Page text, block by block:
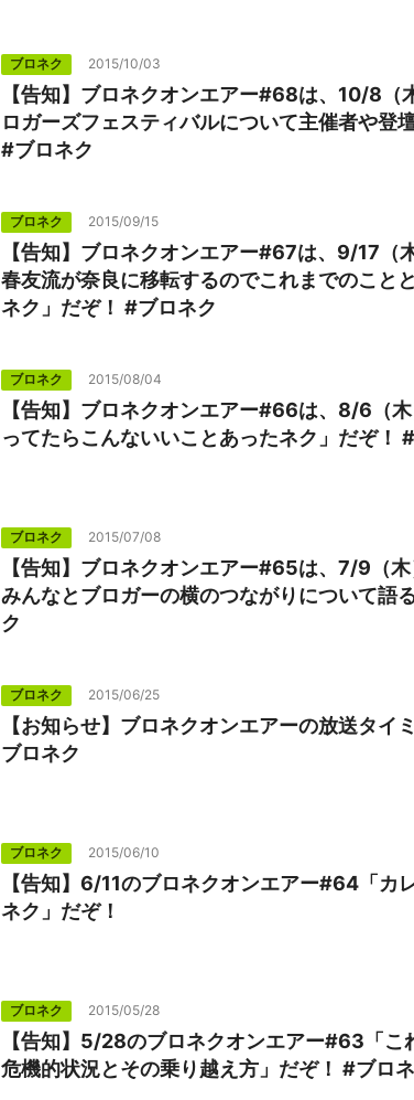
ブロネク 2015/10/03
【告知】ブロネクオンエアー#68は、10/8
ロガーズフェスティバルについて主催者や登
#ブロネク
ブロネク 2015/09/15
【告知】ブロネクオンエアー#67は、9/17（
春友流が奈良に移転するのでこれまでのこと
ネク」だぞ！ #ブロネク
ブロネク 2015/08/04
【告知】ブロネクオンエアー#66は、8/6（
ってたらこんないいことあったネク」だぞ！
ブロネク 2015/07/08
【告知】ブロネクオンエアー#65は、7/9（
みんなとブロガーの横のつながりについて語
ク
ブロネク 2015/06/25
【お知らせ】ブロネクオンエアーの放送タイ
ブロネク
ブロネク 2015/06/10
【告知】6/11のブロネクオンエアー#64「カ
ネク」だぞ！
ブロネク 2015/05/28
【告知】5/28のブロネクオンエアー#63「こ
危機的状況とその乗り越え方」だぞ！ #ブロ